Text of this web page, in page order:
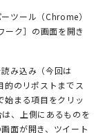
ツール（Chrome）
ーク］の画面を開き
み込み（今回は
のリポストまでス
始まる項目をクリッ
、上側にあるものを
面が開き、ツイート